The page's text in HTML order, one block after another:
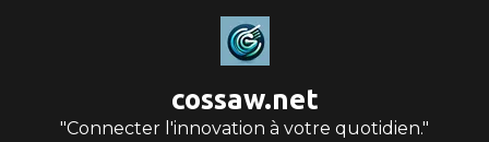
cossaw.net
"Connecter l'innovation à votre quotidien."